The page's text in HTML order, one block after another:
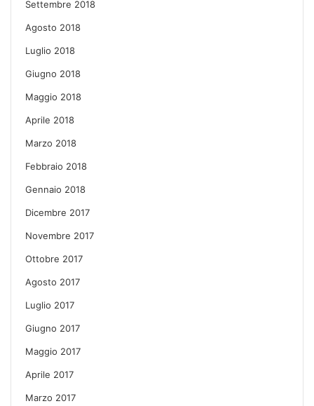
Settembre 2018
Agosto 2018
Luglio 2018
Giugno 2018
Maggio 2018
Aprile 2018
Marzo 2018
Febbraio 2018
Gennaio 2018
Dicembre 2017
Novembre 2017
Ottobre 2017
Agosto 2017
Luglio 2017
Giugno 2017
Maggio 2017
Aprile 2017
Marzo 2017